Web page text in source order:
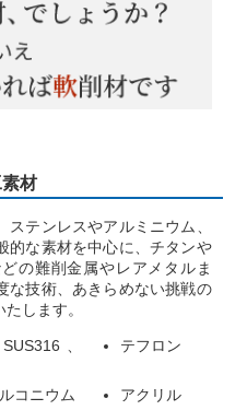
材
テンレスやアルミニウム、
的な素材を中心に、チタンや
の難削金属やレアメタルま
な技術、あきらめない挑戦の
します。
、
コニウム
テフロン
アクリル